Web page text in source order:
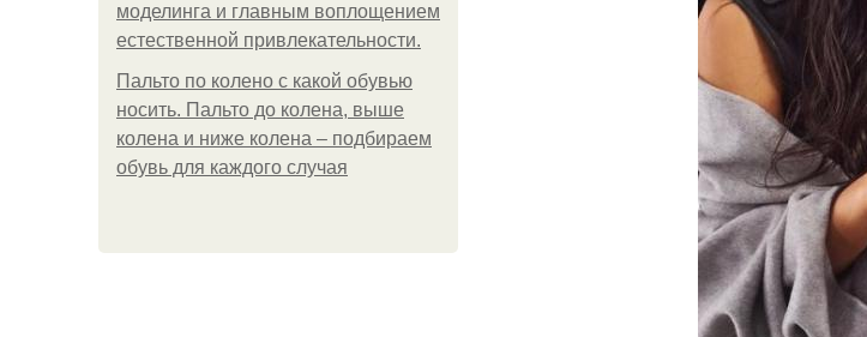
моделинга и главным воплощением
естественной привлекательности.
Пальто по колено с какой обувью
носить. Пальто до колена, выше
колена и ниже колена – подбираем
обувь для каждого случая